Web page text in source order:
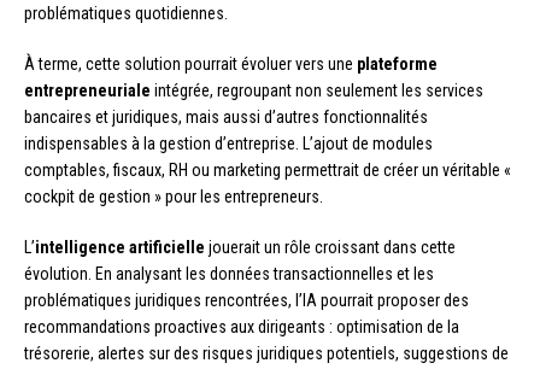
problématiques quotidiennes.
À terme, cette solution pourrait évoluer vers une plateforme
entrepreneuriale intégrée, regroupant non seulement les services
bancaires et juridiques, mais aussi d’autres fonctionnalités
indispensables à la gestion d’entreprise. L’ajout de modules
comptables, fiscaux, RH ou marketing permettrait de créer un véritable «
cockpit de gestion » pour les entrepreneurs.
L’intelligence artificielle jouerait un rôle croissant dans cette
évolution. En analysant les données transactionnelles et les
problématiques juridiques rencontrées, l’IA pourrait proposer des
recommandations proactives aux dirigeants : optimisation de la
trésorerie, alertes sur des risques juridiques potentiels, suggestions de